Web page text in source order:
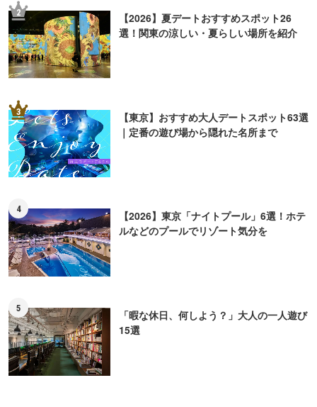
2
【2026】夏デートおすすめスポット26
選！関東の涼しい・夏らしい場所を紹介
3
【東京】おすすめ大人デートスポット63選
｜定番の遊び場から隠れた名所まで
4
【2026】東京「ナイトプール」6選！ホテ
ルなどのプールでリゾート気分を
5
「暇な休日、何しよう？」大人の一人遊び
15選